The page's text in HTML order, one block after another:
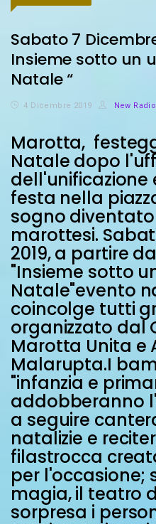
Sabato 7
Insieme sotto un
Natale “
4 Dicembre 2019 New
Marotta,
Natale dopo
dell'unificazione
festa nella
sogno
marottesi.
2019, a partire
"Insieme sotto
Natale"evento
coincolge tutti
organizzato dal
Marotta Unita e
Malarupta.I
"infanzia e
addobberanno
a seguire
natalizie e
filastrocca
per l'occasione;
magia, il teatro
sorpresa i